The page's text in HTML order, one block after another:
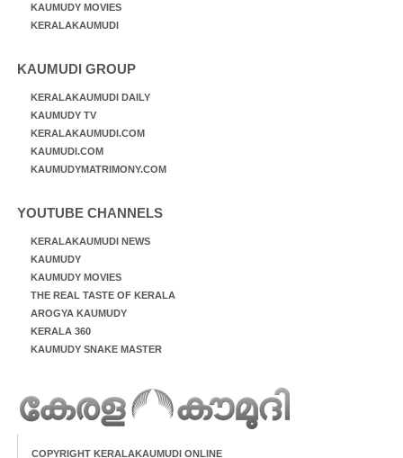
KAUMUDY MOVIES
KERALAKAUMUDI
KAUMUDI GROUP
KERALAKAUMUDI DAILY
KAUMUDY TV
KERALAKAUMUDI.COM
KAUMUDI.COM
KAUMUDYMATRIMONY.COM
YOUTUBE CHANNELS
KERALAKAUMUDI NEWS
KAUMUDY
KAUMUDY MOVIES
THE REAL TASTE OF KERALA
AROGYA KAUMUDY
KERALA 360
KAUMUDY SNAKE MASTER
COPYRIGHT KERALAKAUMUDI ONLINE